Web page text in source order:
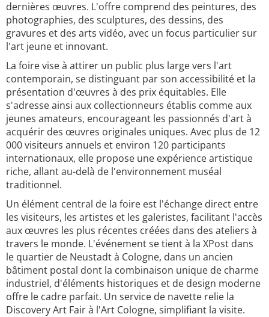
dernières œuvres. L'offre comprend des peintures, des
photographies, des sculptures, des dessins, des
gravures et des arts vidéo, avec un focus particulier sur
l'art jeune et innovant.
La foire vise à attirer un public plus large vers l'art
contemporain, se distinguant par son accessibilité et la
présentation d'œuvres à des prix équitables. Elle
s'adresse ainsi aux collectionneurs établis comme aux
jeunes amateurs, encourageant les passionnés d'art à
acquérir des œuvres originales uniques. Avec plus de 12
000 visiteurs annuels et environ 120 participants
internationaux, elle propose une expérience artistique
riche, allant au-delà de l'environnement muséal
traditionnel.
Un élément central de la foire est l'échange direct entre
les visiteurs, les artistes et les galeristes, facilitant l'accès
aux œuvres les plus récentes créées dans des ateliers à
travers le monde. L'événement se tient à la XPost dans
le quartier de Neustadt à Cologne, dans un ancien
bâtiment postal dont la combinaison unique de charme
industriel, d'éléments historiques et de design moderne
offre le cadre parfait. Un service de navette relie la
Discovery Art Fair à l'Art Cologne, simplifiant la visite.